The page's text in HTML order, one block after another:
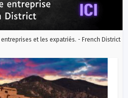
et les expatriés. - French District